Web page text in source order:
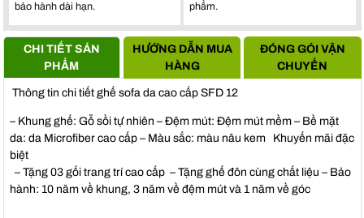
bảo hành dài hạn.
phẩm.
CHI TIẾT SẢN
PHẨM
HƯỚNG DẪN MUA
HÀNG
ĐÓNG GÓI VẬN
CHUYỂN
Thông tin chi tiết ghế sofa da cao cấp SFD 12
– Khung ghế: Gỗ sồi tự nhiên – Đệm mút: Đệm mút mềm – Bề mặt
da: da Microfiber cao cấp – Màu sắc: màu nâu kem Khuyến mãi đặc
biệt
– Tặng 03 gối trang trí cao cấp – Tặng ghế đôn cùng chất liệu – Bảo
hành: 10 năm về khung, 3 năm về đệm mút và 1 năm về góc